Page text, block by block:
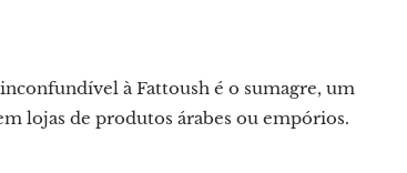
à Fattoush é o sumagre, um
lojas de produtos árabes ou empórios.